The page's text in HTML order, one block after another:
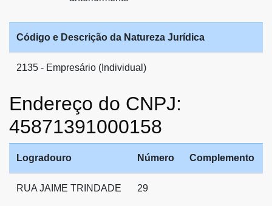
Código e Descrição da Natureza Jurídica
2135 - Empresário (Individual)
Endereço do CNPJ:
45871391000158
Logradouro Número Complemento
RUA JAIME TRINDADE 29